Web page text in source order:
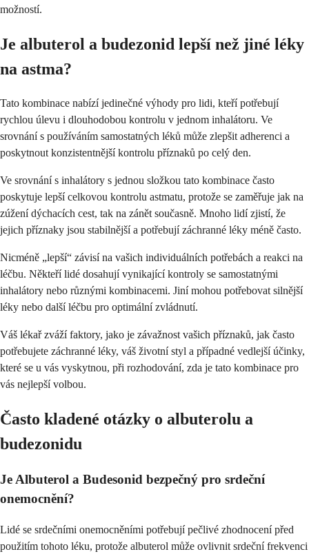
možností.
Je albuterol a budezonid lepší než jiné léky
na astma?
Tato kombinace nabízí jedinečné výhody pro lidi, kteří potřebují
rychlou úlevu i dlouhodobou kontrolu v jednom inhalátoru. Ve
srovnání s používáním samostatných léků může zlepšit adherenci a
poskytnout konzistentnější kontrolu příznaků po celý den.
Ve srovnání s inhalátory s jednou složkou tato kombinace často
poskytuje lepší celkovou kontrolu astmatu, protože se zaměřuje jak na
zúžení dýchacích cest, tak na zánět současně. Mnoho lidí zjistí, že
jejich příznaky jsou stabilnější a potřebují záchranné léky méně často.
Nicméně „lepší“ závisí na vašich individuálních potřebách a reakci na
léčbu. Někteří lidé dosahují vynikající kontroly se samostatnými
inhalátory nebo různými kombinacemi. Jiní mohou potřebovat silnější
léky nebo další léčbu pro optimální zvládnutí.
Váš lékař zváží faktory, jako je závažnost vašich příznaků, jak často
potřebujete záchranné léky, váš životní styl a případné vedlejší účinky,
které se u vás vyskytnou, při rozhodování, zda je tato kombinace pro
vás nejlepší volbou.
Často kladené otázky o albuterolu a
budezonidu
Je Albuterol a Budesonid bezpečný pro srdeční
onemocnění?
Lidé se srdečními onemocněními potřebují pečlivé zhodnocení před
použitím tohoto léku, protože albuterol může ovlivnit srdeční frekvenci